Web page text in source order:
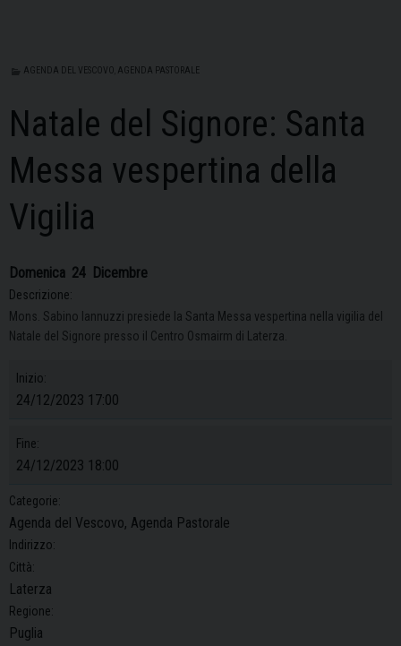
AGENDA DEL VESCOVO AGENDA PASTORALE
Natale del Signore: Santa
Messa vespertina della
Vigilia
Domenica 24 Dicembre
Descrizione:
Mons. Sabino Iannuzzi presiede la Santa Messa vespertina nella vigilia del
Natale del Signore presso il Centro Osmairm di Laterza.
Inizio:
24/12/2023 17:00
Fine:
24/12/2023 18:00
Categorie:
Agenda del Vescovo, Agenda Pastorale
Indirizzo:
Città:
Laterza
Regione:
Puglia